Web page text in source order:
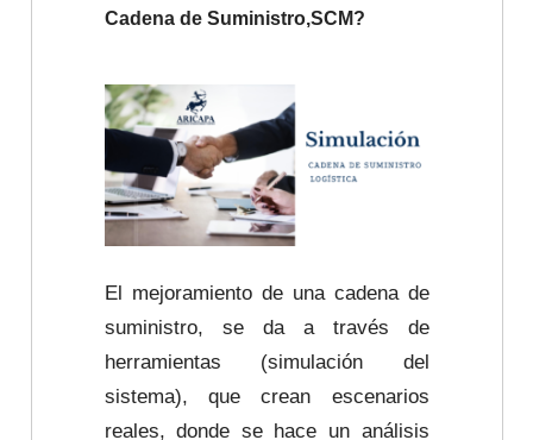
Cadena de Suministro,SCM?
El mejoramiento de una cadena de
suministro, se da a través de
herramientas (simulación del
sistema), que crean escenarios
reales, donde se hace un análisis